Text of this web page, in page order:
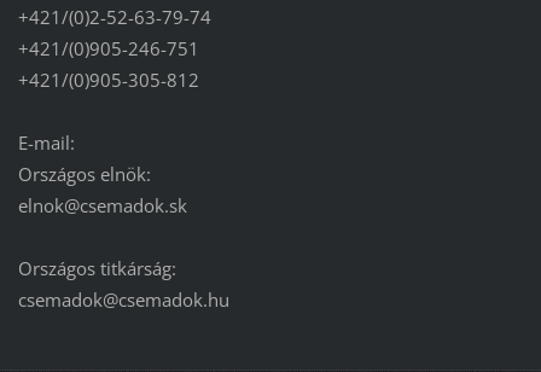
+421/(0)2-52-63-79-74
+421/(0)905-246-751
+421/(0)905-305-812
E-mail:
Országos elnök:
elnok@csemadok.sk
Országos titkárság:
csemadok@csemadok.hu